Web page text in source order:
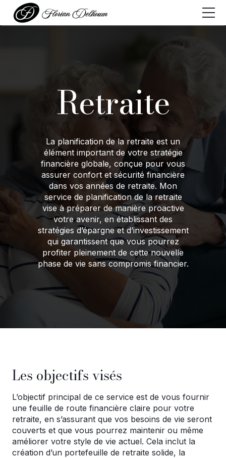
Retraite
La planification de la retraite est un
élément important de votre stratégie
financière globale, conçue pour vous
assurer confort et sécurité financière
dans vos années de retraite. Mon
service de planification de la retraite
vise à préparer de manière proactive
votre avenir, en établissant des
stratégies d’épargne et d’investissement
qui garantissent que vous pourrez
profiter pleinement de cette nouvelle
phase de vie sans compromis financier.
Les objectifs visés
L’objectif principal de ce service est de vous fournir
une feuille de route financière claire pour votre
retraite, en s’assurant que vos besoins de vie seront
couverts et que vous pourrez maintenir ou même
améliorer votre style de vie actuel. Cela inclut la
création d’un portefeuille de retraite solide, la
Témoignages
Contact
Élément
de
menu